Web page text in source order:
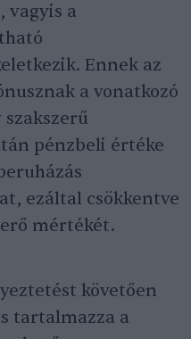
vagyis a
Ennek az
a vonatkozó
pénzbeli értéke
ezáltal csökkentve
mértékét.
követően
tartalmazza a